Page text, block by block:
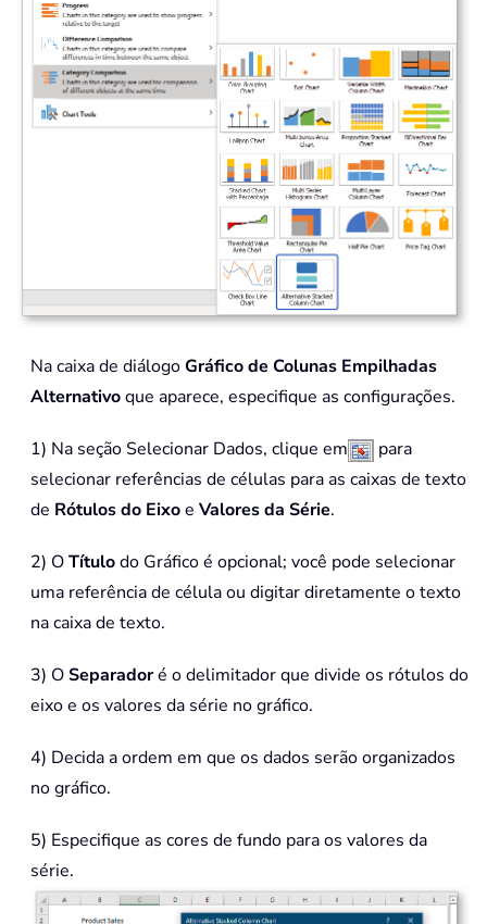
Na caixa de diálogoGráfico de Colunas Empilhadas
Alternativoque aparece, especifique as configurações.
1) Na seção Selecionar Dados, clique em
para
selecionar referências de células para as caixas de texto
de Rótulos do Eixoe Valores da Série.
2) OTítulodo Gráfico é opcional; você pode selecionar
uma referência de célula ou digitar diretamente o texto
na caixa de texto.
3) OSeparadoré o delimitador que divide os rótulos do
eixo e os valores da série no gráfico.
4) Decida a ordem em que os dados serão organizados
no gráfico.
5) Especifique as cores de fundo para os valores da
série.